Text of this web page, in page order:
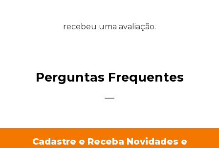
recebeu uma avaliação.
Perguntas Frequentes
Cadastre e Receba Novidades e